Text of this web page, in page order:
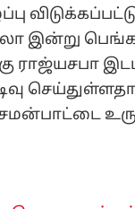
இன்று
இடம்
சமன்பாட்டை